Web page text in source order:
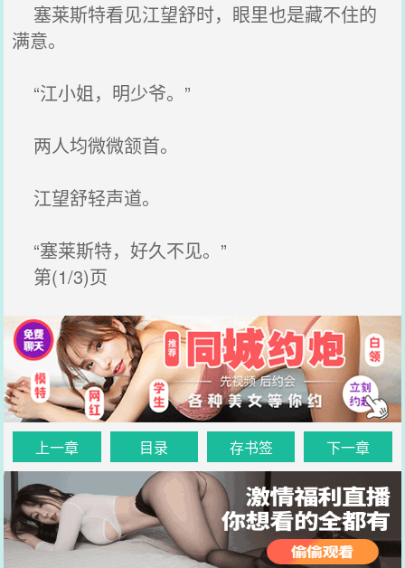
塞莱斯特看见江望舒时，眼里也是藏不住的
满意。
“江小姐，明少爷。”
两人均微微颔首。
江望舒轻声道。
“塞莱斯特，好久不见。”
第(1/3)页
上一章 目录 存书签 下一章